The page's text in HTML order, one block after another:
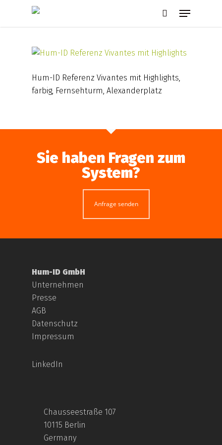
Menu
Hum-ID Referenz Vivantes mit Highlights,
farbig, Fernsehturm, Alexanderplatz
Sie haben Fragen zum
System?
Anfrage senden
Hum-ID GmbH
Unternehmen
Presse
AGB
Datenschutz
Impressum
LinkedIn
Chausseestraße 107
10115 Berlin
Germany